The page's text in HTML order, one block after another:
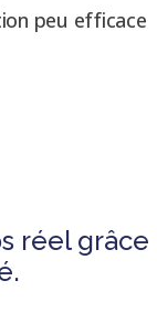
peu efficace
réel grâce